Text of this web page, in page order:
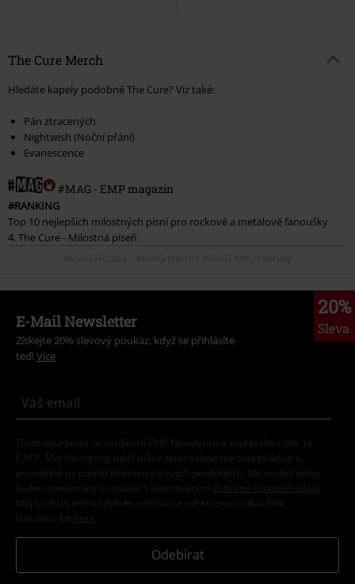
The Cure Merch
Hledáte kapely podobné The Cure? Viz také:
Pán ztracených
Nightwish (Noční přání)
Evanescence
#MAG - EMP magazín
#RANKING
Top 10 nejlepších milostných písní pro rockové a metalové fanoušky
4. The Cure - Milostná píseň
20%
Sleva
E-Mail Newsletter
Získejte 20% slevový poukaz, když se přihlásíte
teď! Více
Tímto souhlasím se zasíláním EMP Newslettru a souhlasím s tím, že
E.M.P. Merchandising mbH může zpracovávat mé osobní údaje a
pravidelně mi posílat informace o svých produktech. Mé osobní údaje
budou zpracovány v souladu s ustanoveními
Ochrana osobních údajů
Můj souhlas mohu kdykoliv odvolat na odhlašovací odkaz/link.
Unsubscribe here
Odebírat